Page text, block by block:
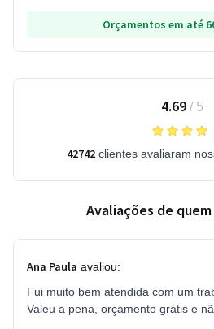
Orçamentos em até
4.69 / 5
42742clientes avaliaram
Avaliações de
Ana Paula avaliou:
Fui muito bem atendida com um
Valeu a pena, orçamento grátis e